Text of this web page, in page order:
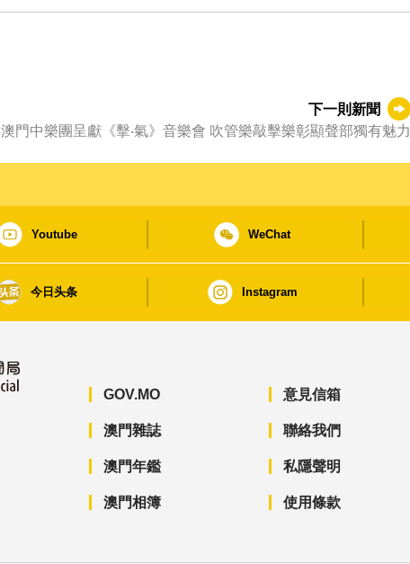
下一則新聞
澳門中樂團呈獻《擊‧氣》音樂會 吹管樂敲擊樂彰顯聲部獨有魅力
Youtube WeChat
今日头条 Instagram
GOV.MO
澳門雜誌
澳門年鑑
澳門相簿
意見信箱
聯絡我們
私隱聲明
使用條款